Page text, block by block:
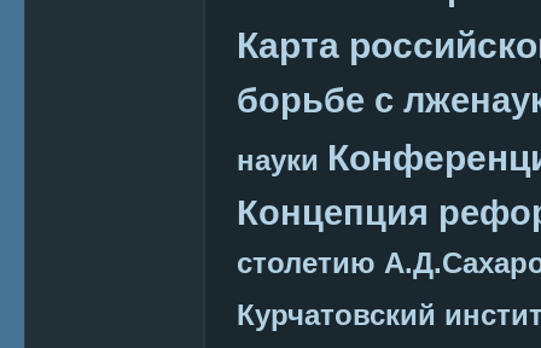
Карта
борьбе с
науки
Концепция
столетию
Курчатовский